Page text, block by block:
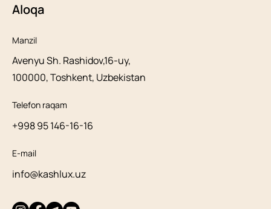
Aloqa
Manzil
Avenyu Sh. Rashidov,16-uy,
100000, Toshkent, Uzbekistan
Telefon raqam
+998 95 146-16-16
E-mail
info@kashlux.uz